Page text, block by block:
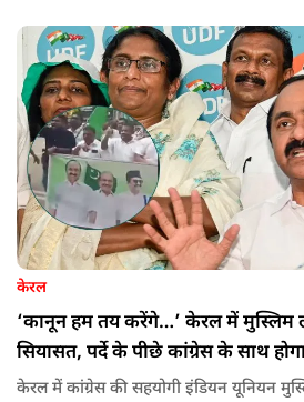
केरल
‘कानून हम तय करेंगे…’ केरल में मुस्लिम
सियासत, पर्दे के पीछे कांग्रेस के साथ
केरल में कांग्रेस की सहयोगी इंडियन यूनियन